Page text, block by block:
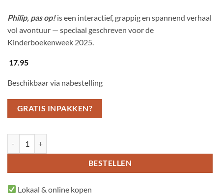
Philip, pas op!is een interactief, grappig en spannend verhaal
vol avontuur — speciaal geschreven voor de
Kinderboekenweek 2025.
17.95
Beschikbaar via nabestelling
GRATIS INPAKKEN?
BESTELLEN
Lokaal & online kopen